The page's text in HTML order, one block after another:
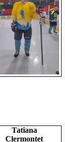
Tatiana
Clermontet